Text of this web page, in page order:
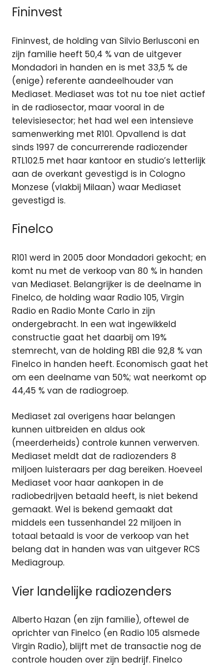
Fininvest
Fininvest, de holding van Silvio Berlusconi en
zijn familie heeft 50,4 % van de uitgever
Mondadori in handen en is met 33,5 % de
(enige) referente aandeelhouder van
Mediaset. Mediaset was tot nu toe niet actief
in de radiosector, maar vooral in de
televisiesector; het had wel een intensieve
samenwerking met R101. Opvallend is dat
sinds 1997 de concurrerende radiozender
RTL102.5 met haar kantoor en studio’s letterlijk
aan de overkant gevestigd is in Cologno
Monzese (vlakbij Milaan) waar Mediaset
gevestigd is.
Finelco
R101 werd in 2005 door Mondadori gekocht; en
komt nu met de verkoop van 80 % in handen
van Mediaset. Belangrijker is de deelname in
Finelco, de holding waar Radio 105, Virgin
Radio en Radio Monte Carlo in zijn
ondergebracht. In een wat ingewikkeld
constructie gaat het daarbij om 19%
stemrecht, van de holding RB1 die 92,8 % van
Finelco in handen heeft. Economisch gaat het
om een deelname van 50%; wat neerkomt op
44,45 % van de radiogroep.
Mediaset zal overigens haar belangen
kunnen uitbreiden en aldus ook
(meerderheids) controle kunnen verwerven.
Mediaset meldt dat de radiozenders 8
miljoen luisteraars per dag bereiken. Hoeveel
Mediaset voor haar aankopen in de
radiobedrijven betaald heeft, is niet bekend
gemaakt. Wel is bekend gemaakt dat
middels een tussenhandel 22 miljoen in
totaal betaald is voor de verkoop van het
belang dat in handen was van uitgever RCS
Mediagroup.
Vier landelijke radiozenders
Alberto Hazan (en zijn familie), oftewel de
oprichter van Finelco (en Radio 105 alsmede
Virgin Radio), blijft met de transactie nog de
controle houden over zijn bedrijf. Finelco